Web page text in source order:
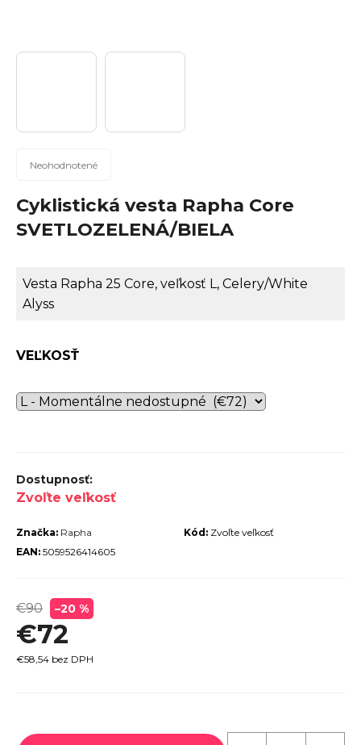
Priemerné
produktu
je
0,0
hviezdičiek.
Neohodnotené
Cyklistická vesta Rapha Core
SVETLOZELENÁ/BIELA
Vesta Rapha 25 Core, veľkosť L, Celery/White
Alyss
VEĽKOSŤ
Zvoľte veľkosť
Kód: Zvoľte veľkosť
Značka: Rapha
EAN: 5059526414605
€90 –20 %
€72
€58,54 bez DPH
cena:
?
Hľadať
O
d
o
ú
m
e
RED
€1 449